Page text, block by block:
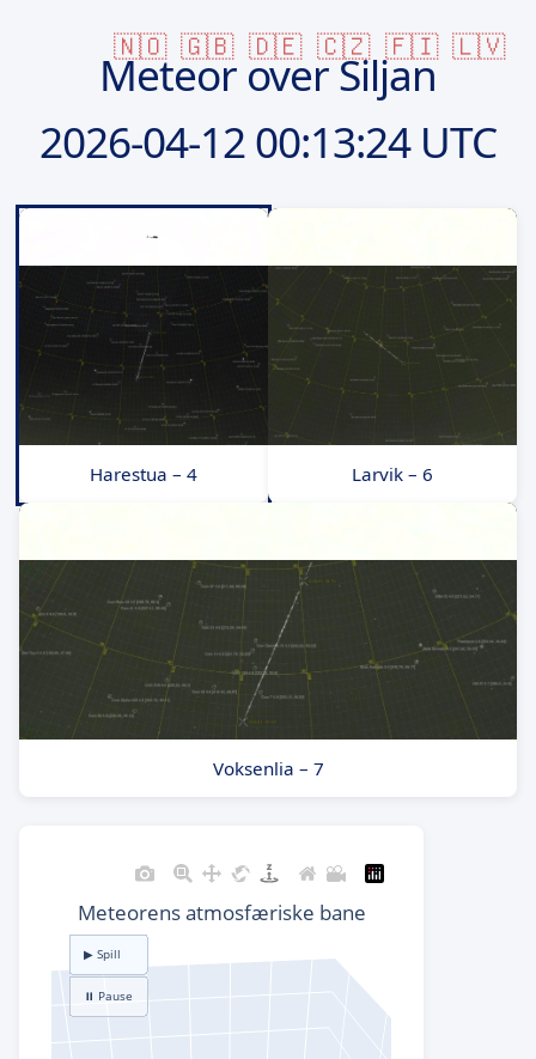
🇳🇴 🇬🇧 🇩🇪 🇨🇿 🇫🇮 🇱🇻
Meteor over Siljan
2026-04-1200:13:24 UTC
Harestua – 4 Larvik – 6
Voksenlia – 7